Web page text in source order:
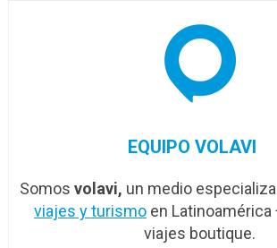
EQUIPO VOLAVI
Somosvolavi, un medio
viajes y turismoen Latinoamérica
viajes boutique.